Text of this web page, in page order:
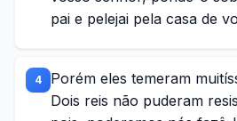
pai e pelejai pela casa de
4
Porém eles temeram
Dois reis não puderam